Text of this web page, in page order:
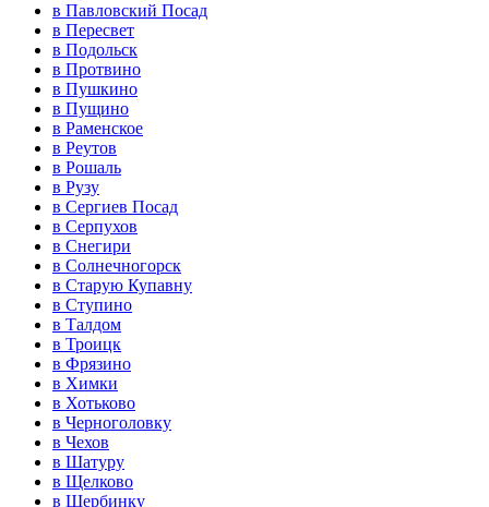
в Павловский Посад
в Пересвет
в Подольск
в Протвино
в Пушкино
в Пущино
в Раменское
в Реутов
в Рошаль
в Рузу
в Сергиев Посад
в Серпухов
в Снегири
в Солнечногорск
в Старую Купавну
в Ступино
в Талдом
в Троицк
в Фрязино
в Химки
в Хотьково
в Черноголовку
в Чехов
в Шатуру
в Щелково
в Щербинку